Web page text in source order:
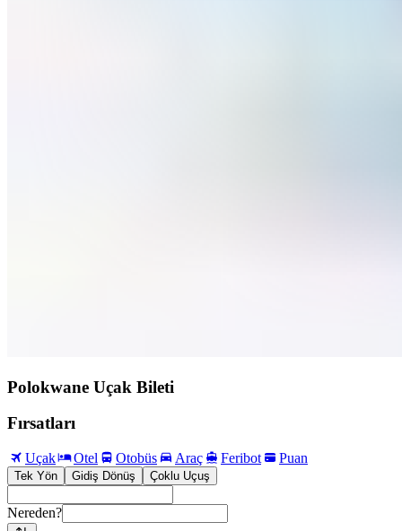
Polokwane Uçak Bileti
Fırsatları
Uçak Otel Otobüs Araç Feribot Puan
Tek Yön Gidiş Dönüş Çoklu Uçuş
Nereden?